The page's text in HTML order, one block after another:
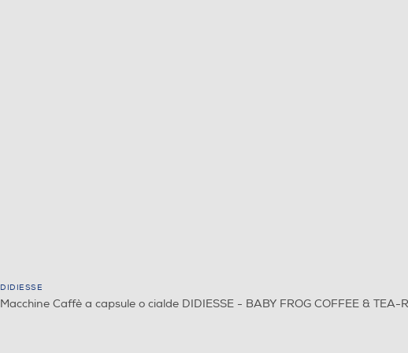
DIDIESSE
Macchine Caffè a capsule o cialde DIDIESSE - BABY FROG COFFEE & TEA-